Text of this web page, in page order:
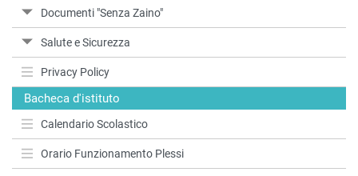
Documenti "Senza Zaino"
Salute e Sicurezza
Privacy Policy
Bacheca d'istituto
Calendario Scolastico
Orario Funzionamento Plessi